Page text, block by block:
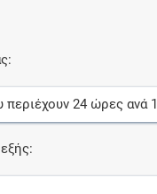
περιέχουν24 ώρες ανά 1